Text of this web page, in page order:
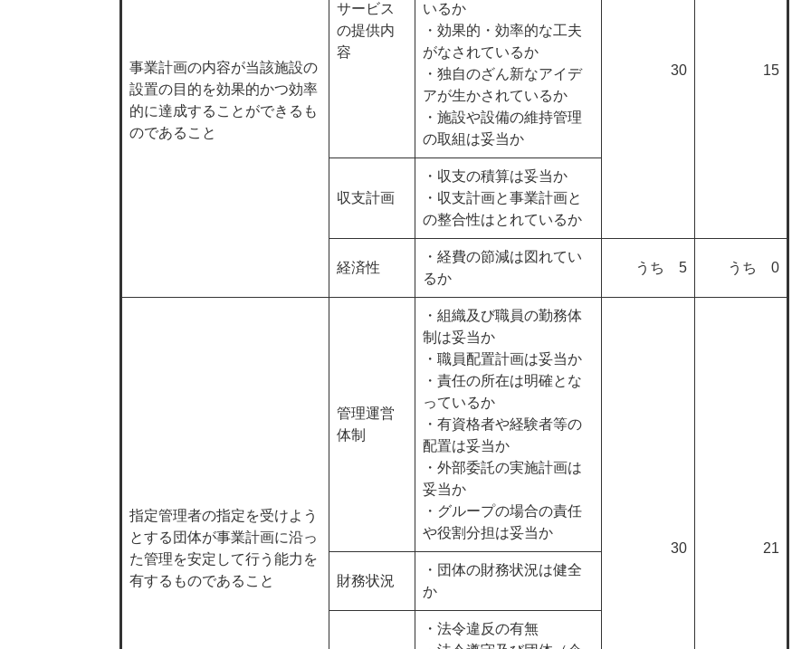
事業計画の内容が当該施設の
設置の目的を効果的かつ効率
的に達成することができるも
のであること
サービス
の提供内
容
いるか
・効果的・効率的な工夫
がなされているか
・独自のざん新なアイデ
アが生かされているか
・施設や設備の維持管理
の取組は妥当か
30 15
収支計画
・収支の積算は妥当か
・収支計画と事業計画と
の整合性はとれているか
経済性
・経費の節減は図れてい
るか
うち 5 うち 0
指定管理者の指定を受けよう
とする団体が事業計画に沿っ
た管理を安定して行う能力を
有するものであること
管理運営
体制
・組織及び職員の勤務体
制は妥当か
・職員配置計画は妥当か
・責任の所在は明確とな
っているか
・有資格者や経験者等の
配置は妥当か
・外部委託の実施計画は
妥当か
・グループの場合の責任
や役割分担は妥当か
30
21
財務状況
・団体の財務状況は健全
か
・法令違反の有無